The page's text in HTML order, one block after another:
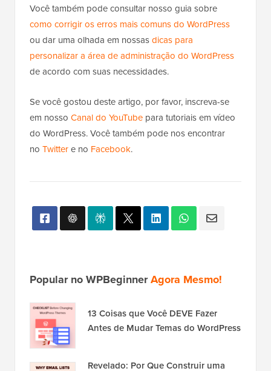
Você também pode consultar nosso guia sobre
como corrigir os erros mais comuns do WordPress
ou dar uma olhada em nossasdicas para
personalizar a área de administração do WordPress
de acordo com suas necessidades.
Se você gostou deste artigo, por favor, inscreva-se
em nosso Canal do YouTube para tutoriais em vídeo
do WordPress. Você também pode nos encontrar
no Twittere no Facebook.
Popular no WPBeginnerAgora Mesmo!
13 Coisas que Você DEVE Fazer
Antes de Mudar Temas do WordPress
Revelado: Por Que Construir uma